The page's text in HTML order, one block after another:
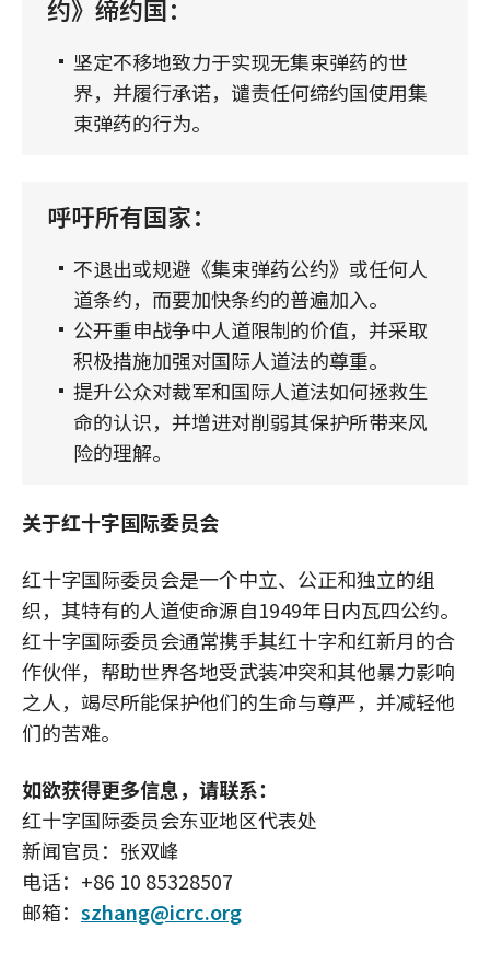
约》缔约国：
坚定不移地致力于实现无集束弹药的世
界，并履行承诺，谴责任何缔约国使用集
束弹药的行为。
呼吁所有国家：
不退出或规避《集束弹药公约》或任何人
道条约，而要加快条约的普遍加入。
公开重申战争中人道限制的价值，并采取
积极措施加强对国际人道法的尊重。
提升公众对裁军和国际人道法如何拯救生
命的认识，并增进对削弱其保护所带来风
险的理解。
关于红十字国际委员会
红十字国际委员会是一个中立、公正和独立的组
织，其特有的人道使命源自1949年日内瓦四公约。
红十字国际委员会通常携手其红十字和红新月的合
作伙伴，帮助世界各地受武装冲突和其他暴力影响
之人，竭尽所能保护他们的生命与尊严，并减轻他
们的苦难。
如欲获得更多信息，请联系：
红十字国际委员会东亚地区代表处
新闻官员：张双峰
电话：+86 10 85328507
邮箱： szhang@icrc.org